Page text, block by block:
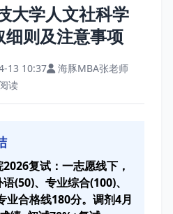
大学人文社科学
则及注意事项
13 10:37
海豚MBA张老师
读
复试：一志愿线下，
(50)、专业综合(100)、
业合格线180分。调剂4月